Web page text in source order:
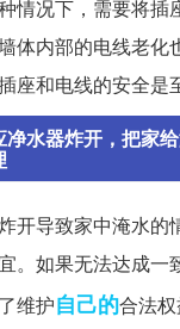
情况下，需要将插
体内部的电线老化
座和电线的安全是
净水器炸开，把家
开导致家中淹水的
。如果无法达成一
维护自己的合法